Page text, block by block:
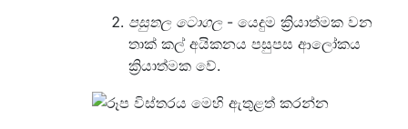
පසුතල ටොගල- යෙදුම ක්‍රියාත්මක වන
තාක් කල් අයිකනය පසුපස ආලෝකය
ක්‍රියාත්මක වේ.